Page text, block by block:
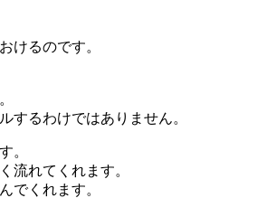
けるのです。
するわけではありません。
。
流れてくれます。
でくれます。